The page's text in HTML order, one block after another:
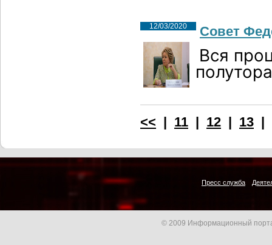
12/03/2020 Совет
Вся
<< | 11 | 12 | 13 |
Пресс служба
© 2009 Информационный